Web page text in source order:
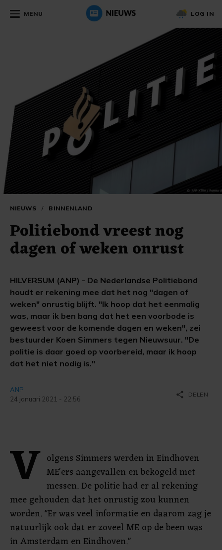
MENU LOG IN
NIEUWS / BINNENLAND
Politiebond vreest nog
dagen of weken onrust
HILVERSUM (ANP) - De Nederlandse Politiebond
houdt er rekening mee dat het nog "dagen of
weken" onrustig blijft. "Ik hoop dat het eenmalig
was, maar ik ben bang dat het een voorbode is
geweest voor de komende dagen en weken", zei
bestuurder Koen Simmers tegen Nieuwsuur. "De
politie is daar goed op voorbereid, maar ik hoop
dat het niet nodig is."
ANP
24 januari 2021 - 22:56
share DELEN
V olgens Simmers werden in Eindhoven
ME'ers aangevallen en bekogeld met
messen. De politie had er al rekening
mee gehouden dat het onrustig zou kunnen
worden. "Er was veel informatie en daarom zag je
natuurlijk ook dat er zoveel ME op de been was
in Amsterdam en Eindhoven."